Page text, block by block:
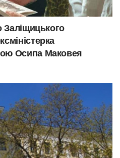
Заліщицького
Осипа Маковея